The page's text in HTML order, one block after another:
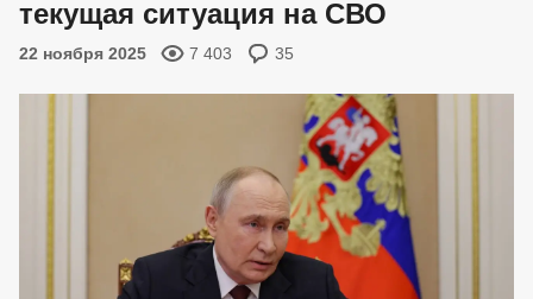
текущая ситуация на СВО
22 ноября 2025 7 403 35